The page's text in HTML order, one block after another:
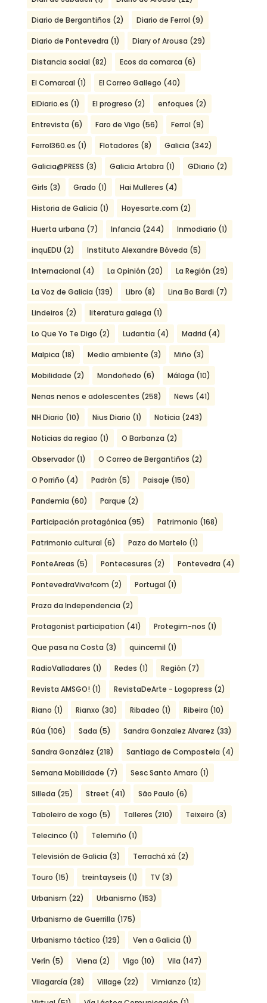
Diario de Bergantiños (2) Diario de Ferrol (9)
Diario de Pontevedra (1) Diary of Arousa (29)
Distancia social (82) Ecos da comarca (6)
El Comarcal (1) El Correo Gallego (40)
ElDiario.es (1) El progreso (2) enfoques (2)
Entrevista (6) Faro de Vigo (56) Ferrol (9)
Ferrol360.es (1) Flotadores (8) Galicia (342)
Galicia@PRESS (3) Galicia Artabra (1) GDiario (2)
Girls (3) Grado (1) Hai Mulleres (4)
Historia de Galicia (1) Hoyesarte.com (2)
Huerta urbana (7) Infancia (244) Inmodiario (1)
inquEDU (2) Instituto Alexandre Bóveda (5)
Internacional (4) La Opinión (20) La Región (29)
La Voz de Galicia (139) Libro (8) Lina Bo Bardi (7)
Lindeiros (2) literatura galega (1)
Lo Que Yo Te Digo (2) Ludantia (4) Madrid (4)
Malpica (18) Medio ambiente (3) Miño (3)
Mobilidade (2) Mondoñedo (6) Málaga (10)
Nenas nenos e adolescentes (258) News (41)
NH Diario (10) Nius Diario (1) Noticia (243)
Noticias da regiao (1) O Barbanza (2)
Observador(1) O Correo de Bergantiños (2)
O Porriño (4) Padrón (5) Paisaje (150)
Pandemia (60) Parque (2)
Participación protagónica (95) Patrimonio (168)
Patrimonio cultural (6) Pazo do Martelo (1)
PonteAreas (5) Pontecesures (2) Pontevedra (4)
PontevedraViva!com (2) Portugal (1)
Praza da Independencia (2)
Protagonist participation (41) Protegim-nos (1)
Que pasa na Costa (3) quincemil (1)
RadioValladares (1) Redes (1) Región (7)
Revista AMSGO! (1) RevistaDeArte - Logopress (2)
Riano (1) Rianxo (30) Ribadeo (1) Ribeira (10)
Rúa (106) Sada (5) Sandra Gonzalez Alvarez (33)
Sandra González (218) Santiago de Compostela (4)
Semana Mobilidade (7) Sesc Santo Amaro (1)
Silleda (25) Street (41) São Paulo (6)
Taboleiro de xogo (5) Talleres (210) Teixeiro (3)
Telecinco (1) Telemiño (1)
Televisión de Galicia (3) Terrachá xá (2)
Touro (15) treintayseis (1) TV(3)
Urbanism (22) Urbanismo (153)
Urbanismo de Guerrilla (175)
Urbanismo táctico (129) Ven a Galicia (1)
Verín (5) Viena (2) Vigo (10) Vila (147)
Vilagarcía (28) Village (22) Vimianzo (12)